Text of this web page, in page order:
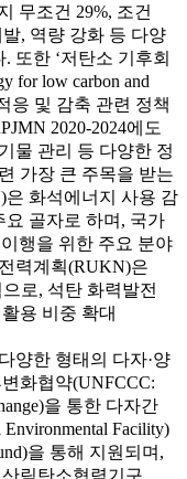
무조건 29%, 조건
, 역량 강화 등 다양
또한 ‘저탄소 기후회
for low carbon and
응 및 감축 관련 정책
2020-2024에도
물 관리 등 다양한 정
가장 큰 주목을 받는
화석에너지 사용 감
골자로 하며, 국가
행을 위한 주요 분야
력계획(RUKN)은
로, 석탄 화력발전
용 비중 확대
양한 형태의 다자·양
화협약(UNFCCC:
을 통한 다자간
Facility)
을 통해 지원되며,